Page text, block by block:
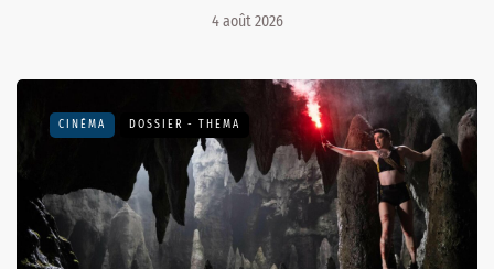
4 août 2026
CINÉMA DOSSIER - THEMA